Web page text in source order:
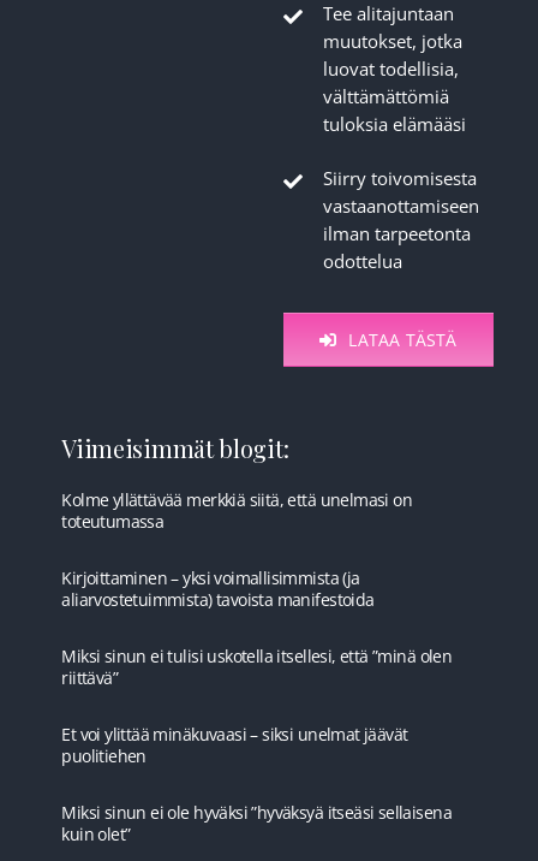
Tee alitajuntaan
muutokset, jotka
luovat todellisia,
välttämättömiä
tuloksia elämääsi
Siirry toivomisesta
vastaanottamiseen
ilman tarpeetonta
odottelua
LATAA TÄSTÄ
Viimeisimmät blogit:
Kolme yllättävää merkkiä siitä, että unelmasi on
toteutumassa
Kirjoittaminen – yksi voimallisimmista (ja
aliarvostetuimmista) tavoista manifestoida
Miksi sinun ei tulisi uskotella itsellesi, että ”minä olen
riittävä”
Et voi ylittää minäkuvaasi – siksi unelmat jäävät
puolitiehen
Miksi sinun ei ole hyväksi ”hyväksyä itseäsi sellaisena
kuin olet”